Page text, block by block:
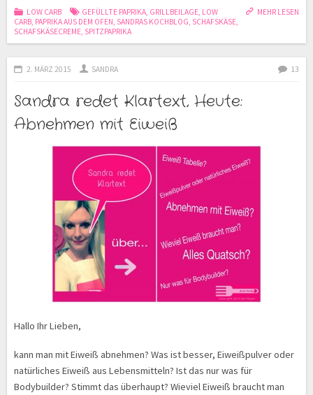
MEHR LESEN
LOW CARB GEFÜLLTE PAPRIKA, GRILLBEILAGE, LOW
CARB, PAPRIKA AUS DEM OFEN, SANDRAS KOCHBLOG, SCHAFSKÄSE,
SCHAFSKÄSECREME, SPITZPAPRIKA
2. MÄRZ 2015 SANDRA 13
Sandra redet Klartext, Heute:
Abnehmen mit Eiweiß
Hallo Ihr Lieben,
kann man mit Eiweiß abnehmen? Was ist besser, Eiweißpulver oder
natürliches Eiweiß aus Lebensmitteln? Ist das nur was für
Bodybuilder? Stimmt das überhaupt? Wieviel Eiweiß braucht man